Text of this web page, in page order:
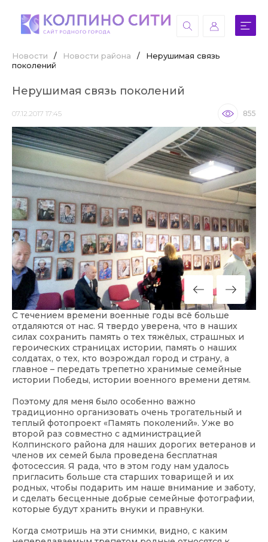
Новости / Новости района /
Нерушимая связь
поколений
Нерушимая связь поколений
07.12.2017 17:45 855
С течением времени военные годы всё больше
отдаляются от нас. Я твердо уверена, что в наших
силах сохранить память о тех тяжёлых, страшных и
героических страницах истории, память о наших
солдатах, о тех, кто возрождал город и страну, а
главное – передать трепетно хранимые семейные
истории Победы, истории военного времени детям.
Поэтому для меня было особенно важно
традиционно организовать очень трогательный и
теплый фотопроект «Память поколений». Уже во
второй раз совместно с администрацией
Колпинского района для наших дорогих ветеранов и
членов их семей была проведена бесплатная
фотосессия. Я рада, что в этом году нам удалось
пригласить больше ста старших товарищей и их
родных, чтобы подарить им наше внимание и заботу,
и сделать бесценные добрые семейные фотографии,
которые будут хранить внуки и правнуки.
Когда смотришь на эти снимки, видно, с каким